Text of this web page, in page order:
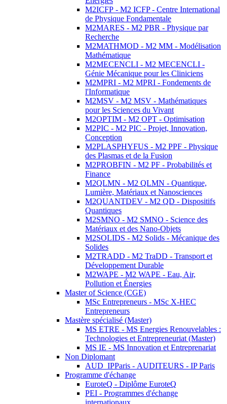
M2ICFP - M2 ICFP - Centre International
de Physique Fondamentale
M2MARES - M2 PBR - Physique par
Recherche
M2MATHMOD - M2 MM - Modélisation
Mathématique
M2MECENCLI - M2 MECENCLI -
Génie Mécanique pour les Cliniciens
M2MPRI - M2 MPRI - Fondements de
l'Informatique
M2MSV - M2 MSV - Mathématiques
pour les Sciences du Vivant
M2OPTIM - M2 OPT - Optimisation
M2PIC - M2 PIC - Projet, Innovation,
Conception
M2PLASPHYFUS - M2 PPF - Physique
des Plasmas et de la Fusion
M2PROBFIN - M2 PF - Probabilités et
Finance
M2QLMN - M2 QLMN - Quantique,
Lumière, Matériaux et Nanosciences
M2QUANTDEV - M2 QD - Dispositifs
Quantiques
M2SMNO - M2 SMNO - Science des
Matériaux et des Nano-Objets
M2SOLIDS - M2 Solids - Mécanique des
Solides
M2TRADD - M2 TraDD - Transport et
Développement Durable
M2WAPE - M2 WAPE - Eau, Air,
Pollution et Énergies
Master of Science (CGE)
MSc Entrepreneurs - MSc X-HEC
Entrepreneurs
Mastère spécialisé (Master)
MS ETRE - MS Energies Renouvelables :
Technologies et Entrepreneuriat (Master)
MS IE - MS Innovation et Entreprenariat
Non Diplomant
AUD_IPParis - AUDITEURS - IP Paris
Programme d'échange
EuroteQ - Diplôme EuroteQ
PEI - Programmes d'échange
internationaux